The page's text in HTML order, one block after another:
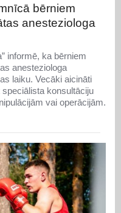
bērniem
anesteziologa
informē, ka bērniem
anesteziologa
laiku. Vecāki aicināti
konsultāciju
vai operācijām.